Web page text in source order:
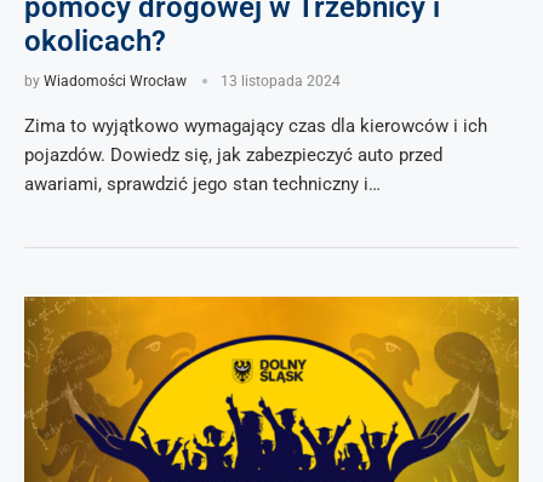
pomocy drogowej w Trzebnicy i
okolicach?
by Wiadomości Wrocław 13 listopada 2024
Zima to wyjątkowo wymagający czas dla kierowców i ich
pojazdów. Dowiedz się, jak zabezpieczyć auto przed
awariami, sprawdzić jego stan techniczny i…